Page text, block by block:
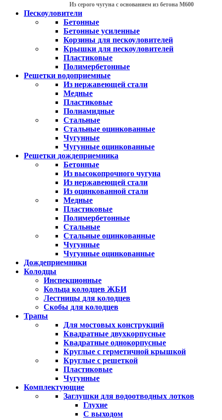
Из серого чугуна с основанием из бетона М600
Пескоуловители
Бетонные
Бетонные усиленные
Корзины для пескоуловителей
Крышки для пескоуловителей
Пластиковые
Полимербетонные
Решетки водоприемные
Из нержавеющей стали
Медные
Пластиковые
Полиамидные
Стальные
Стальные оцинкованные
Чугунные
Чугунные оцинкованные
Решетки дождеприемника
Бетонные
Из высокопрочного чугуна
Из нержавеющей стали
Из оцинкованной стали
Медные
Пластиковые
Полимербетонные
Стальные
Стальные оцинкованные
Чугунные
Чугунные оцинкованные
Дождеприемники
Колодцы
Инспекционные
Кольца колодцев ЖБИ
Лестницы для колодцев
Скобы для колодцев
Трапы
Для мостовых конструкций
Квадратные двухкорпусные
Квадратные однокорпусные
Круглые с герметичной крышкой
Круглые с решеткой
Пластиковые
Чугунные
Комплектующие
Заглушки для водоотводных лотков
Глухие
С выходом